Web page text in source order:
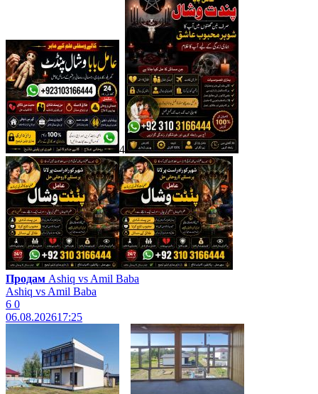
4
Продам Ashiq vs Amil Baba
Ashiq vs Amil Baba
6 0
06.08.202617:25